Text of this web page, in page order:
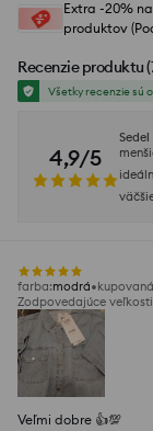
Extra -20%
produktov
Recenzie produktu(
Všetky recenzie sú
4,9/5
farba:modrá
Zodpovedajúce veľkosti
Veľmi dobre 👍️💯